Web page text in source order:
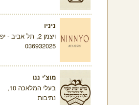
ניניו
ויצמן 2, תל אביב - יפו
036932025
מוצ'י ננו
בעלי המלאכה 10,
נתיבות